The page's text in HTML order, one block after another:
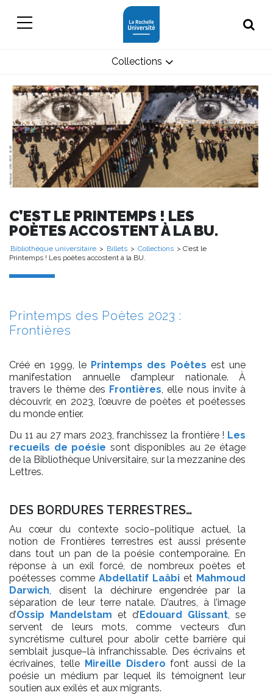
C’EST LE PRINTEMPS ! LES
POÈTES ACCOSTENT À LA BU.
Bibliothèque universitaire > Billets > Collections > C’est le
Printemps ! Les poètes accostent à la BU.
Printemps des Poètes 2023 :
Frontières
Créé en 1999, le Printemps des Poètes est une
manifestation annuelle d’ampleur nationale. À
travers le thème des Frontières, elle nous invite à
découvrir, en 2023, l’œuvre de poètes et poétesses
du monde entier.
Du 11 au 27 mars 2023, franchissez la frontière ! Les
recueils de poésie sont disponibles au 2e étage
de la Bibliothèque Universitaire, sur la mezzanine des
Lettres.
DES BORDURES TERRESTRES…
Au cœur du contexte socio–politique actuel, la
notion de Frontières terrestres est aussiprésente
dans tout un pan de la poésie contemporaine. En
réponse à un exil forcé, de nombreux poètes et
poétesses comme Abdellatif Laâbi et Mahmoud
Darwich, disent la déchirureengendrée par la
séparation de leur terre natale. D’autres, à l’image
d’Ossip Mandelstam et d’ Edouard Glissant, se
servent de leurs mots,comme vecteurs d’un
syncrétisme culturel pour abolir cette barrière qui
semblait jusque–là infranchissable. Des écrivains et
écrivaines, telle Mireille Disdero font aussi de la
poésie un médium par lequel ils témoignent leur
soutien aux exilés et aux migrants.
Collections